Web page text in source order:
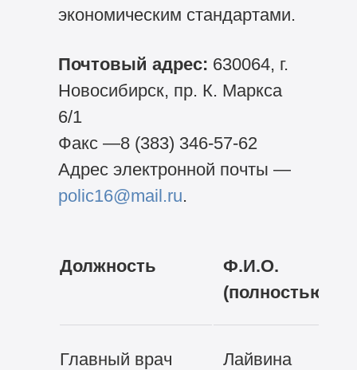
экономическим стандартами.
Почтовый адрес: 630064, г.
Новосибирск, пр. К. Маркса
6/1
Факс —8 (383) 346-57-62
Адресэлектронной почты —
polic16@mail.ru.
Должность
Ф.И.О.
(полностью)
Главный врач
Лайвина